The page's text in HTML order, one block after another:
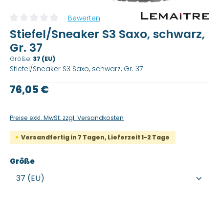
Durchschnittliche Bewertung von 0 von 5 Sternen
Bewerten
Stiefel/Sneaker S3 Saxo, schwarz,
Gr. 37
Größe: 37 (EU)
Stiefel/Sneaker S3 Saxo, schwarz, Gr. 37
Regulärer Preis:
76,05 €
Preise exkl. MwSt. zzgl. Versandkosten
Versandfertig in 7 Tagen, Lieferzeit 1-2 Tage
Größeauswählen